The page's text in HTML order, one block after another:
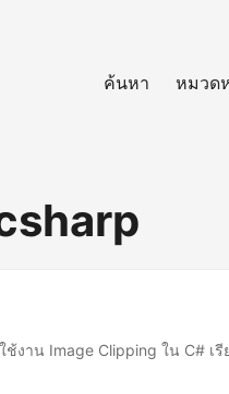
ค้นหา หมวด
งาน Image Clipping ใน C# เรี